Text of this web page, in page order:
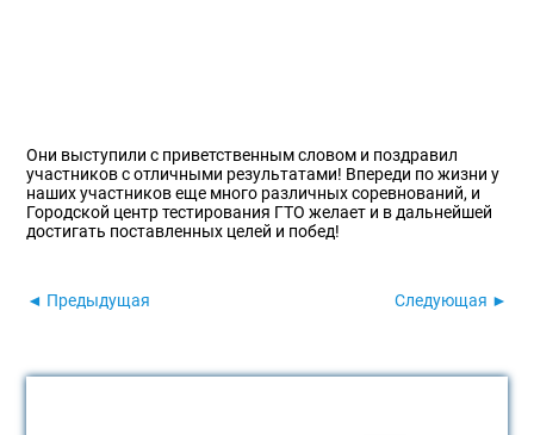
Они выступили с приветственным словом и поздравил
участников с отличными результатами! Впереди по жизни у
наших участников еще много различных соревнований, и
Городской центр тестирования ГТО желает и в дальнейшей
достигать поставленных целей и побед!
◄ Предыдущая Следующая ►